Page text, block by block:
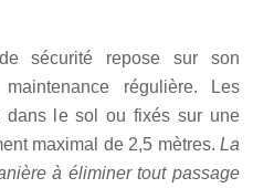
de sécurité repose sur son
régulière. Les
dans le sol ou fixés sur une
maximal de 2,5 mètres. La
à éliminer tout passage